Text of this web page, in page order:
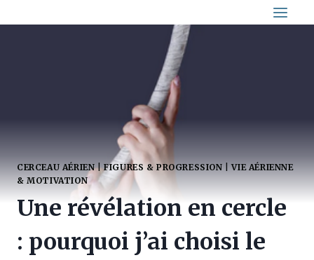
au
CERCEAU AÉRIEN|FIGURES & PROGRESSION |VIE AÉRIENNE
& MOTIVATION
Une révélation en cercle
: pourquoi j’ai choisi le